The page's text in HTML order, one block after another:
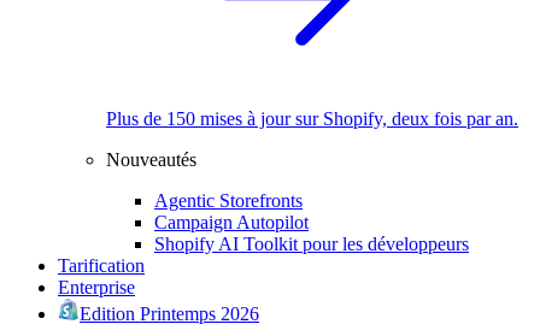
Plus de 150 mises à jour sur Shopify, deux fois par an.
Nouveautés
Agentic Storefronts
Campaign Autopilot
Shopify AI Toolkit pour les développeurs
Tarification
Enterprise
Edition Printemps 2026